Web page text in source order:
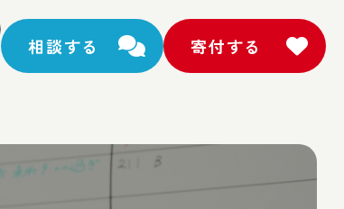
相談する 寄付する